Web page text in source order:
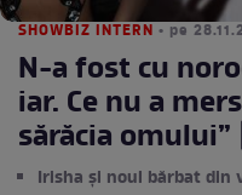
SHOWBIZ INTERN • pe
N-a fost cu
iar. Ce nu a
sărăcia omului”
Irisha și noul bărbat din